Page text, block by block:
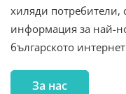
хиляди потребители,
информация за най-
българското
За нас